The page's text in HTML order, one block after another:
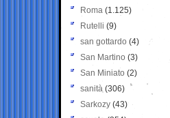
Roma (1.125)
Rutelli (9)
san gottardo (4)
San Martino (3)
San Miniato (2)
sanità (306)
Sarkozy (43)